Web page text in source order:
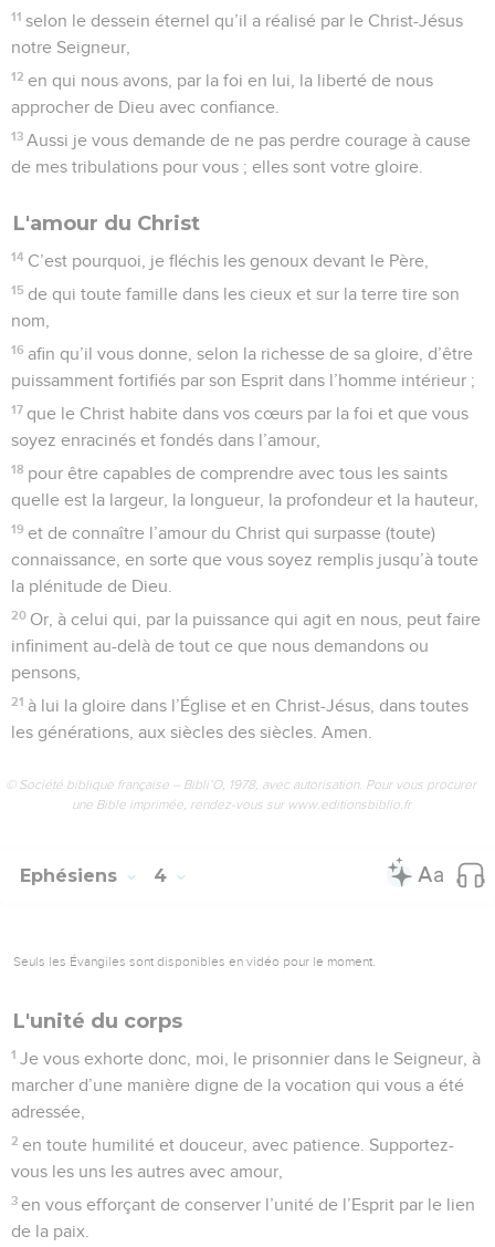
11 selon le dessein éternel qu’il a réalisé par le Christ-Jésus
notre Seigneur,
12 en qui nous avons, par la foi en lui, la liberté de nous
approcher de Dieu avec confiance.
13 Aussi je vous demande de ne pas perdre courage à cause
de mes tribulations pour vous ; elles sont votre gloire.
L'amour du Christ
14 C’est pourquoi, je fléchis les genoux devant le Père,
15 de qui toute famille dans les cieux et sur la terre tire son
nom,
16 afin qu’il vous donne, selon la richesse de sa gloire, d’être
puissamment fortifiés par son Esprit dans l’homme intérieur ;
17 que le Christ habite dans vos cœurs par la foi et que vous
soyez enracinés et fondés dans l’amour,
18 pour être capables de comprendre avec tous les saints
quelle est la largeur, la longueur, la profondeur et la hauteur,
19 et de connaître l’amour du Christ qui surpasse (toute)
connaissance, en sorte que vous soyez remplis jusqu’à toute
la plénitude de Dieu.
20 Or, à celui qui, par la puissance qui agit en nous, peut faire
infiniment au-delà de tout ce que nous demandons ou
pensons,
21 à lui la gloire dans l’Église et en Christ-Jésus, dans toutes
les générations, aux siècles des siècles. Amen.
© Société biblique française – Bibli’O, 1978, avec autorisation. Pour vous procurer
une Bible imprimée, rendez-vous sur www.editionsbiblio.fr
Ephésiens 4
Seuls les Évangiles sont disponibles en vidéo pour le moment.
L'unité du corps
1 Je vous exhorte donc, moi, le prisonnier dans le Seigneur, à
marcher d’une manière digne de la vocation qui vous a été
adressée,
2 en toute humilité et douceur, avec patience. Supportez-
vous les uns les autres avec amour,
3 en vous efforçant de conserver l’unité de l’Esprit par le lien
de la paix.